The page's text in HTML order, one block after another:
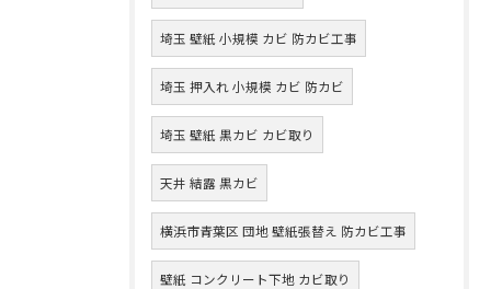
埼玉 壁紙 小規模 カビ 防カビ工事
埼玉 押入れ 小規模 カビ 防カビ
埼玉 壁紙 黒カビ カビ取り
天井 結露 黒カビ
横浜市青葉区 団地 壁紙張替え 防カビ工事
壁紙 コンクリート下地 カビ取り